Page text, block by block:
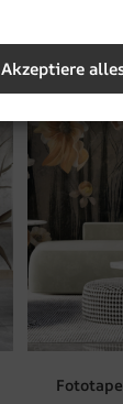
Akzeptiere